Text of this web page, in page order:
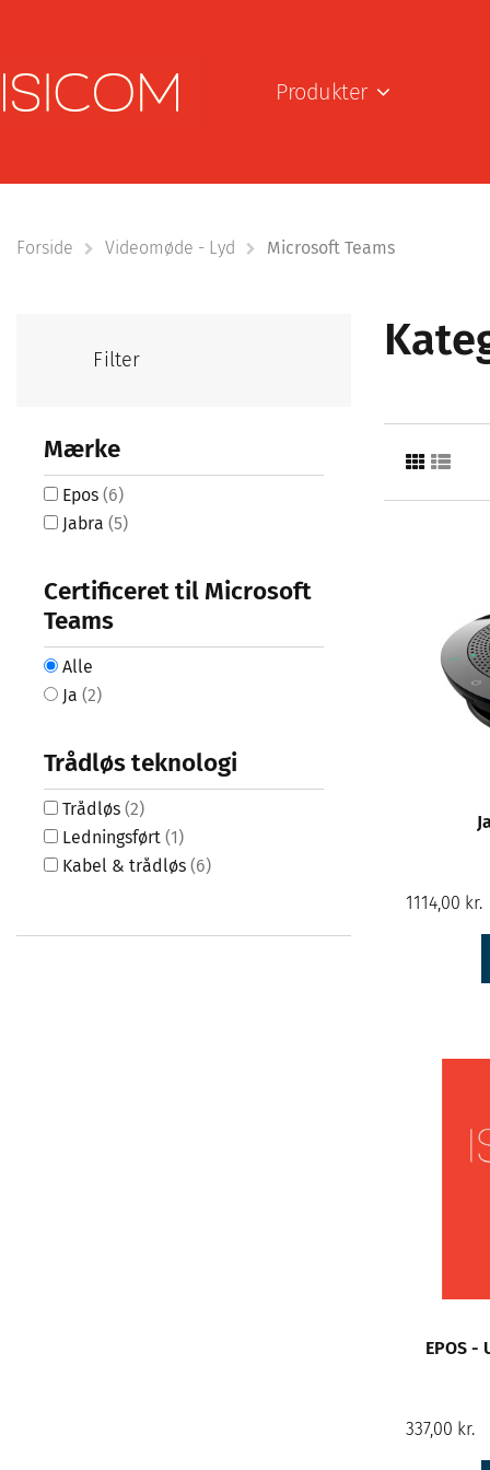
Produkter
Forside Videomøde - Lyd Microsoft Teams
EPOS -
Filter
Mærke
Epos (6)
Jabra (5)
Certificeret til Microsoft
Teams
Alle
Ja (2)
Trådløs teknologi
Trådløs (2)
Ledningsført (1)
Kabel & trådløs (6)